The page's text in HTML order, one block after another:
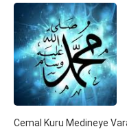
Cemal Kuru Medineye